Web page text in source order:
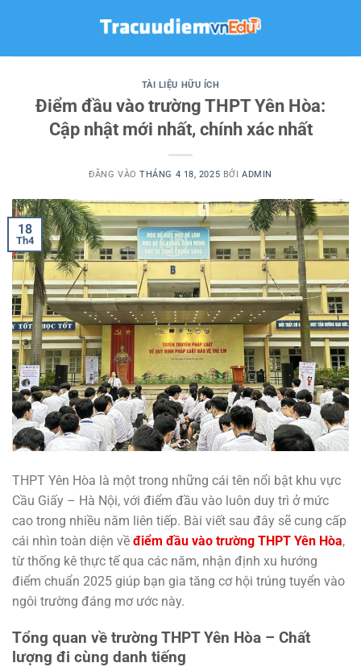
TÀI LIỆU HỮU ÍCH
Điểm đầu vào trường THPT Yên Hòa:
Cập nhật mới nhất, chính xác nhất
ĐĂNG VÀOTHÁNG 4 18, 2025 BỞI ADMIN
18
Th4
THPT Yên Hòa là một trong những cái tên nổi bật khu vực
Cầu Giấy – Hà Nội, với điểm đầu vào luôn duy trì ở mức
cao trong nhiều năm liên tiếp. Bài viết sau đây sẽ cung cấp
cái nhìn toàn diện về điểm đầu vào trường THPT Yên Hòa,
từ thống kê thực tế qua các năm, nhận định xu hướng
điểm chuẩn 2025 giúp bạn gia tăng cơ hội trúng tuyển vào
ngôi trường đáng mơ ước này.
Tổng quan về trường THPT Yên Hòa – Chất
lượng đi cùng danh tiếng